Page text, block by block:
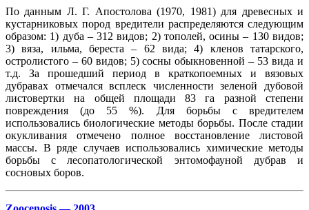
По данным Л. Г. Апостолова (1970, 1981) для древесных и
кустарниковых пород вредители распределяются следующим
образом: 1) дуба – 312 видов; 2) тополей, осины – 130 видов;
3) вяза, ильма, береста – 62 вида; 4) кленов татарского,
остролистого – 60 видов; 5) сосны обыкновенной – 53 вида и
т.д. За прошедший период в краткопоемных и вязовых
дубравах отмечался всплеск численности зеленой дубовой
листовертки на общей площади 83 га разной степени
повреждения (до 55 %). Для борьбы с вредителем
использовались биологические методы борьбы. После стадии
окукливания отмечено полное восстановление листовой
массы. В ряде случаев использовались химические методы
борьбы с лесопатологической энтомофауной дубрав и
сосновых боров.